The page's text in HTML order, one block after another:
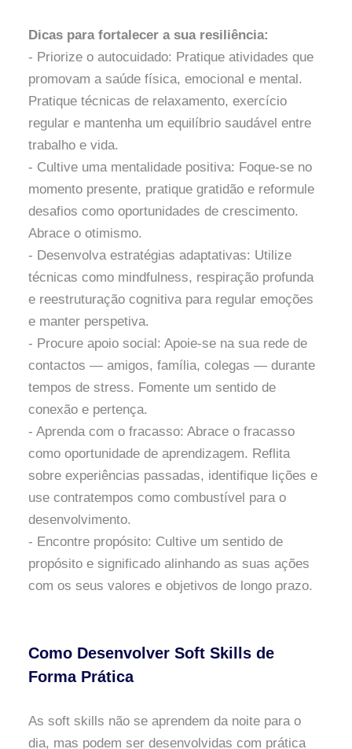
Dicas para fortalecer a sua resiliência:
- Priorize o autocuidado: Pratique atividades que
promovam a saúde física, emocional e mental.
Pratique técnicas de relaxamento, exercício
regular e mantenha um equilíbrio saudável entre
trabalho e vida.
- Cultive uma mentalidade positiva: Foque-se no
momento presente, pratique gratidão e reformule
desafios como oportunidades de crescimento.
Abrace o otimismo.
- Desenvolva estratégias adaptativas: Utilize
técnicas como mindfulness, respiração profunda
e reestruturação cognitiva para regular emoções
e manter perspetiva.
- Procure apoio social: Apoie-se na sua rede de
contactos — amigos, família, colegas — durante
tempos de stress. Fomente um sentido de
conexão e pertença.
- Aprenda com o fracasso: Abrace o fracasso
como oportunidade de aprendizagem. Reflita
sobre experiências passadas, identifique lições e
use contratempos como combustível para o
desenvolvimento.
- Encontre propósito: Cultive um sentido de
propósito e significado alinhando as suas ações
com os seus valores e objetivos de longo prazo.
Como Desenvolver Soft Skills de
Forma Prática
As soft skills não se aprendem da noite para o
dia, mas podem ser desenvolvidas com prática